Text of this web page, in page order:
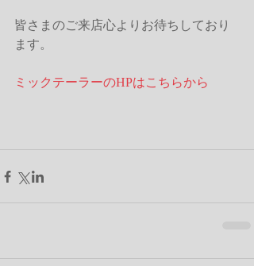
皆さまのご来店心よりお待ちしており
ます。
ミックテーラーのHPはこちらから